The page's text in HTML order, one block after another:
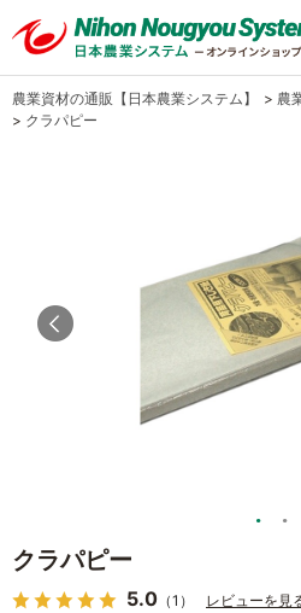
農業資材の通販【日本農業システム】 > 農
> クラパピー
クラパピー
5.0 （1） レビューを見